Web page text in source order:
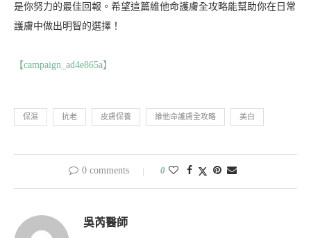
是你努力的最佳回報。希望這篇維他命護膚全攻略能幫助你在日常
護膚中做出明智的選擇！
【campaign_ad4e865a】
保濕 抗老 皮膚保養 維他命護膚全攻略 美白
0 comments 0
吳芮醫師